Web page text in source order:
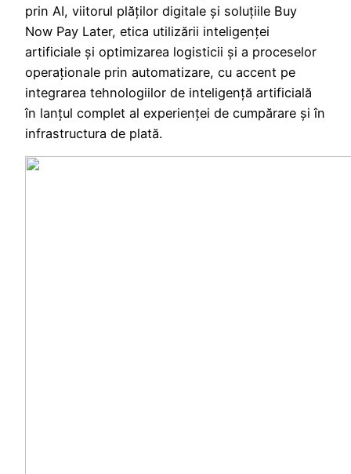
prin AI, viitorul plăților digitale și soluțiile Buy
Now Pay Later, etica utilizării inteligenței
artificiale și optimizarea logisticii și a proceselor
operaționale prin automatizare, cu accent pe
integrarea tehnologiilor de inteligență artificială
în lanțul complet al experienței de cumpărare și în
infrastructura de plată.